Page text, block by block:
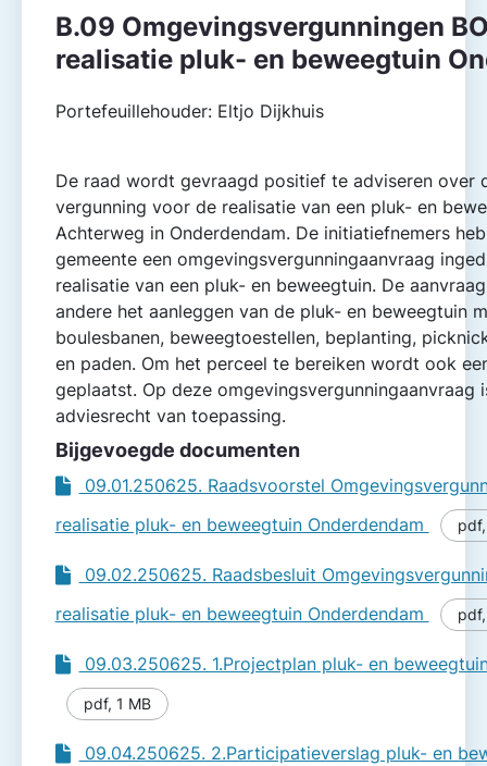
B.09 Omgevings­vergunningen
realisatie pluk- en beweegtuin
Portefeuillehouder: Eltjo Dijkhuis
De raad wordt gevraagd positief te adviseren over
vergunning voor de realisatie van een pluk- en
Achterweg in Onderdendam. De initiatiefnemers
gemeente een omgevings­vergunningaanvraag
realisatie van een pluk- en beweegtuin. De
andere het aanleggen van de pluk- en beweegtuin
boulesbanen, beweegtoestellen, beplanting,
en paden. Om het perceel te bereiken wordt ook
geplaatst. Op deze omgevings­vergunningaanvraag
adviesrecht van toepassing.
Bijgevoegde documenten
09.01.250625. Raadsvoorstel
realisatie pluk- en beweegtuin Onderdendam
pdf
09.02.250625. Raadsbesluit
realisatie pluk- en beweegtuin Onderdendam
pdf
09.03.250625. 1.Projectplan pluk- en
pdf, 1 MB
09.04.250625. 2.Participatieverslag pluk- en